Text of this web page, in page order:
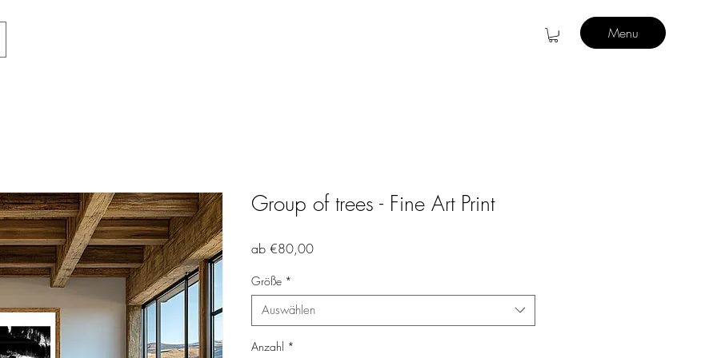
Menu
Group of trees - Fine Art Print
ab €80,00Sale-
Größe *
Auswählen
Anzahl *